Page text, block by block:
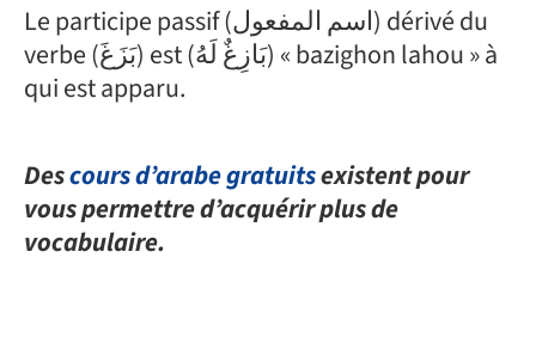
Le participe passif (اسم المفعول) dérivé du
verbe (بَزَغَ) est (بَازِغٌ لَهُ) « bazighon lahou » à
qui est apparu.
Descours d’arabe gratuitsexistent pour
vous permettre d’acquérir plus de
vocabulaire.